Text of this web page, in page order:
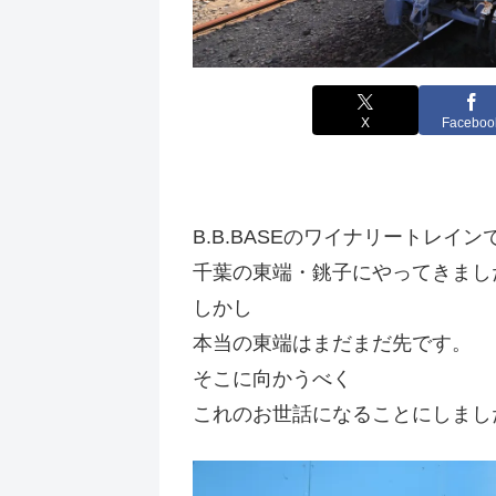
X
B.B.BASEのワイナリートレイン
千葉の東端・銚子にやってきまし
しかし
本当の東端はまだまだ先です。
そこに向かうべく
これのお世話になることにしま